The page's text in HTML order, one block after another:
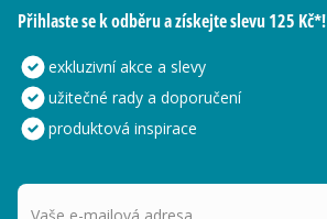
Přihlaste se k odběru a získejte slevu 125 Kč*!
exkluzivní akce a slevy
užitečné rady a doporučení
produktová inspirace
Vaše e-mailová adresa